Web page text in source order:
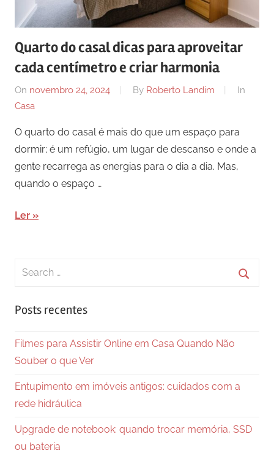
Quarto do casal dicas para aproveitar
cada centímetro e criar harmonia
On novembro 24, 2024 By Roberto Landim
In
Casa
O quarto do casal é mais do que um espaço para
dormir; é um refúgio, um lugar de descanso e onde a
gente recarrega as energias para o dia a dia. Mas,
quando o espaço …
Ler
Search
Posts recentes
Filmes para Assistir Online em Casa Quando Não
Souber o que Ver
Entupimento em imóveis antigos: cuidados com a
rede hidráulica
Upgrade de notebook: quando trocar memória, SSD
ou bateria